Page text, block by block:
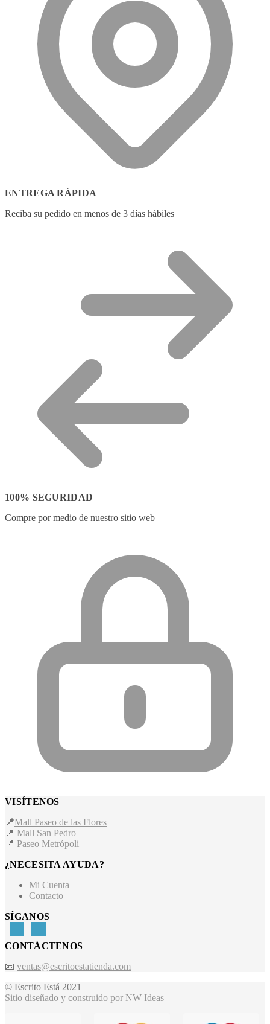
ENTREGA RÁPIDA
Reciba su pedido en menos de 3 días hábiles
100% SEGURIDAD
Compre por medio de nuestro sitio web
VISÍTENOS
📍Mall Paseo de las Flores
📍 Mall San Pedro
📍 Paseo Metrópoli
¿NECESITA AYUDA?
Mi Cuenta
Contacto
SÍGANOS
CONTÁCTENOS
📧 ventas@escritoestatienda.com
© Escrito Está 2021
Sitio diseñado y construido por NW Ideas